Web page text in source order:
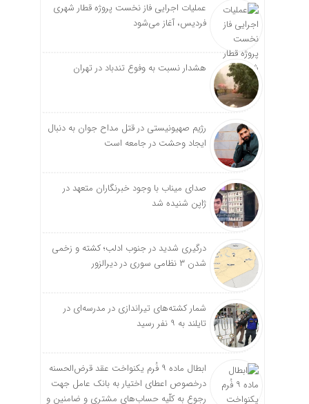
عملیات اجرایی فاز نخست پروژه قطار شهری
فردیس، آغاز می‌شود
هشدار نسبت به وفوع تندباد در تهران
رژیم صهیونیستی در قتل مداح جوان به دنبال
ایجاد وحشت در جامعه است
صدای میناب با وجود خبرنگاران متعهد در
ژاپن شنیده شد
درگیری شدید در جنوب ادلب؛ کشته و زخمی
شدن ۳ نظامی سوری در دیرالزور
شمار کشته‌های تیراندازی در مدرسه‌ای در
تایلند به ۹ نفر رسید
ابطال ماده ۹ فُرم یکنواخت عقد قرض‌الحسنه
درخصوص اعطای اختیار به بانک عامل جهت
رجوع به کلّیه حساب‌های مشتری و ضامنین و